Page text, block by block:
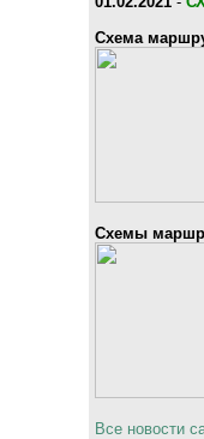
Схема
Схемы
Все новости